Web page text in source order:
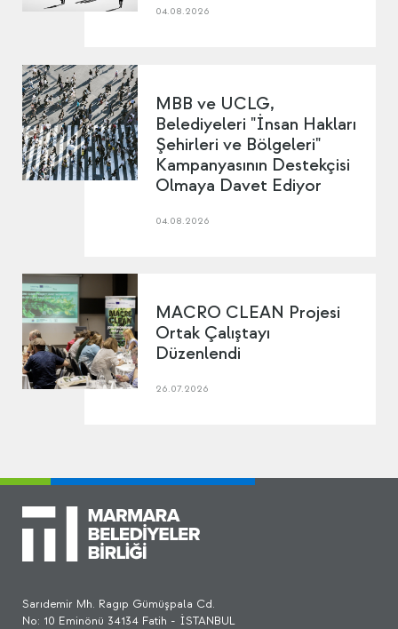
04.08.2026
MBB ve UCLG,
Belediyeleri "İnsan Hakları
Şehirleri ve Bölgeleri"
Kampanyasının Destekçisi
Olmaya Davet Ediyor
04.08.2026
MACRO CLEAN Projesi
Ortak Çalıştayı
Düzenlendi
26.07.2026
Sarıdemir Mh. Ragıp Gümüşpala Cd.
No: 10 Eminönü 34134 Fatih - İSTANBUL